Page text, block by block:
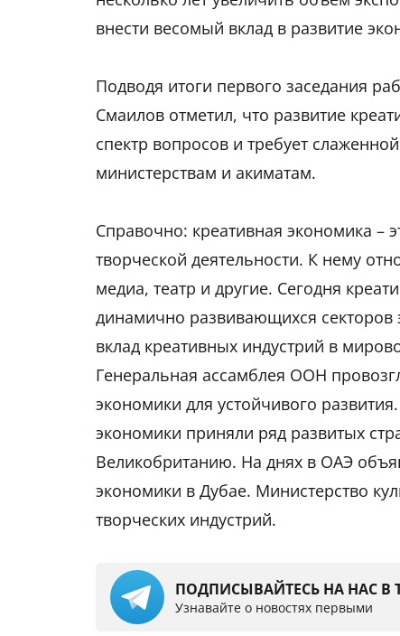
внести весомый вклад в развитие
Подводя итоги первого заседания
Смаилов отметил, что развитие
спектр вопросов и требует
министерствам и акиматам.
Справочно: креативная экономика –
творческой деятельности. К нему
медиа, театр и другие. Сегодня
динамично развивающихся
вклад креативных индустрий в
Генеральная ассамблея ООН
экономики для устойчивого
экономики приняли ряд развитых
Великобританию. На днях в ОАЭ
экономики в Дубае. Министерство
творческих индустрий.
ПОДПИСЫВАЙТЕСЬ НА НАС В
Узнавайте о новостях первыми